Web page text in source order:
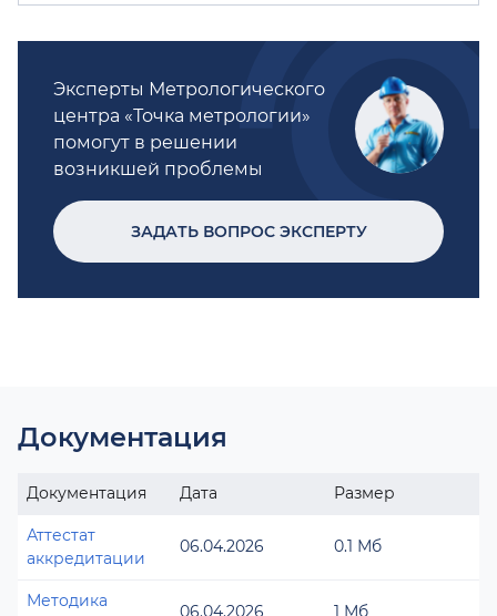
Эксперты Метрологического
центра «Точка метрологии»
помогут в решении
возникшей проблемы
ЗАДАТЬ ВОПРОС ЭКСПЕРТУ
Документация
Документация Дата Размер
Аттестат
аккредитации
06.04.2026 0.1 Мб
Методика
06.04.2026 1 Мб